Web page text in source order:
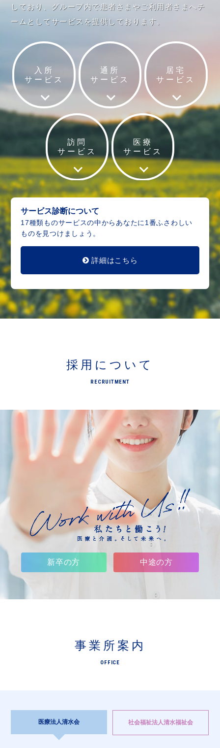
しており、
グループ内で患者さまやご利用者さまへチ
ームとして サービスを提供しております。
入所
サービス
通所
サービス
居宅
サービス
訪問
サービス
医療
サービス
サービス診断について
17種類ものサービスの中からあなたに1番ふさわしい
ものを見つけましょう。
詳細はこちら
採用について
RECRUITMENT
新卒の方 中途の方
事業所案内
OFFICE
医療法人清水会 社会福祉法人清水福祉会